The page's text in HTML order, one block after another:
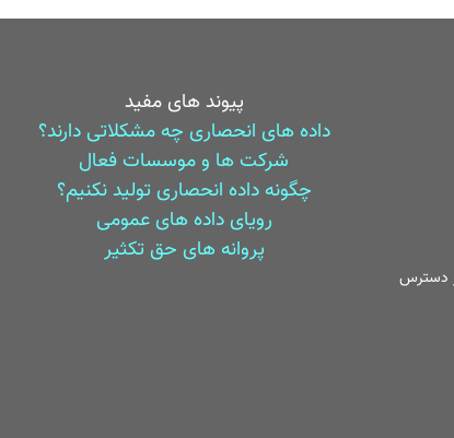
دسترس
پیوند های مفید
داده های انحصاری چه مشکلاتی دارند؟
شرکت ها و موسسات فعال
چگونه داده انحصاری تولید نکنیم؟
رویای داده های عمومی
پروانه های حق تکثیر